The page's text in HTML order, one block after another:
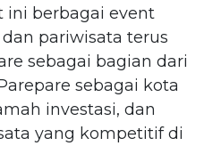
ini berbagai event
pariwisata terus
sebagai bagian dari
sebagai kota
investasi, dan
yang kompetitif di